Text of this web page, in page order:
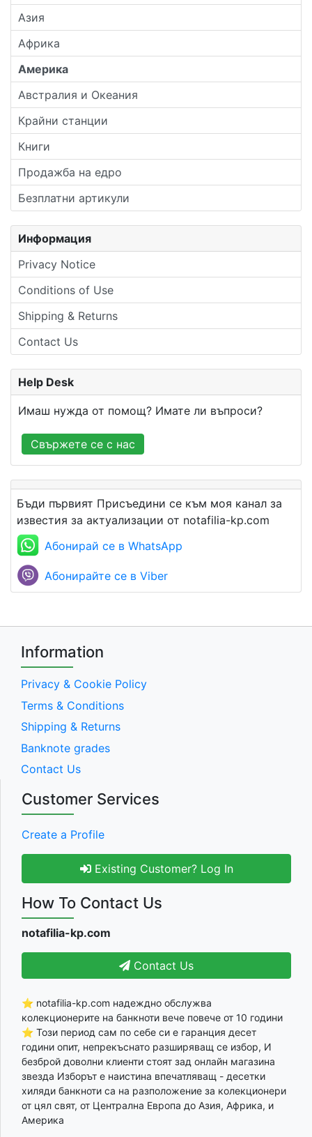
Азия
Африка
Америка
Австралия и Океания
Крайни станции
Книги
Продажба на едро
Безплатни артикули
Информация
Privacy Notice
Conditions of Use
Shipping & Returns
Contact Us
Help Desk
Имаш нужда от помощ? Имате ли въпроси?
Свържете се с нас
Бъди първият Присъедини се към моя канал за
известия за актуализации от notafilia-kp.com
Абонирай се в WhatsApp
Абонирайте се в Viber
Information
Privacy & Cookie Policy
Terms & Conditions
Shipping & Returns
Banknote grades
Contact Us
Customer Services
Create a Profile
Existing Customer? Log In
How To Contact Us
notafilia-kp.com
Contact Us
⭐ notafilia-kp.com надеждно обслужва
колекционерите на банкноти вече повече от 10 години
⭐ Този период сам по себе си е гаранция десет
години опит, непрекъснато разширяващ се избор, И
безброй доволни клиенти стоят зад онлайн магазина
звезда Изборът е наистина впечатляващ - десетки
хиляди банкноти са на разположение за колекционери
от цял свят, от Централна Европа до Азия, Африка, и
Америка